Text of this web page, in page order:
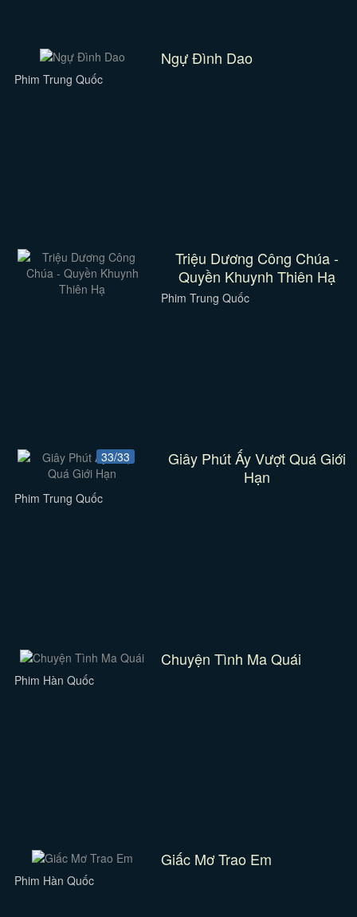
Ngự Đình Dao
Phim Trung Quốc
Triệu Dương Công Chúa -
Quyền Khuynh Thiên Hạ
Phim Trung Quốc
33/33
Giây Phút Ấy Vượt Quá Giới
Hạn
Phim Trung Quốc
Chuyện Tình Ma Quái
Phim Hàn Quốc
Giấc Mơ Trao Em
Phim Hàn Quốc